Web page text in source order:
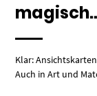
Klar:
Auch in Art und